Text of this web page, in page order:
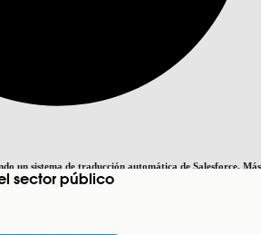
un sistema de traducción automática de Salesforce. Más
Ahora no
sector público
Buscar